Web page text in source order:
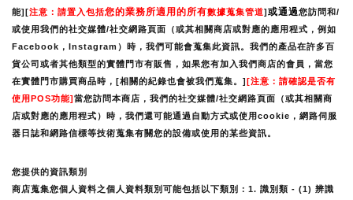
能][注意：請置入包括您的業務所適用的所有數據蒐集管道]或通過您訪問和/
或使用我們的社交媒體/社交網路頁面（或其相關商店或對應的應用程式，例如
Facebook，Instagram）時，我們可能會蒐集此資訊。我們的產品在許多百
貨公司或者其他類型的實體門市有販售，如果您有加入我們商店的會員，當您
在實體門市購買商品時，[相關的紀錄也會被我們蒐集。][注意：請確認是否有
使用POS功能]當您訪問本商店，我們的社交媒體/社交網路頁面（或其相關商
店或對應的應用程式）時，我們還可能通過自動方式或使用cookie，網路伺服
器日誌和網路信標等技術蒐集有關您的設備或使用的某些資訊。
您提供的資訊類別
商店蒐集您個人資料之個人資料類別可能包括以下類別：1. 識別類 - (1) 辨識